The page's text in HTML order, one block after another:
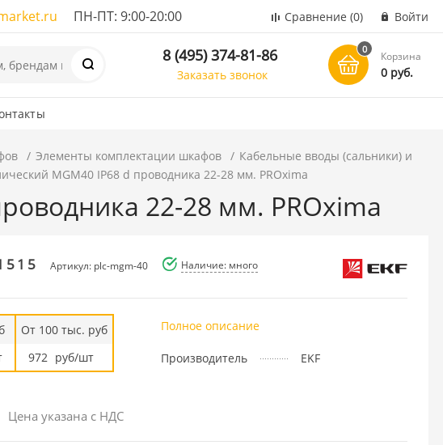
ПН-ПТ: 9:00-20:00 Сравнение (0) Войти
8 (495) 374-81-86
Заказать звонок
0
Корзина
0 руб.
Элементы комплектации шкафов
Кабельные вводы (сальники) и
MGM40 IP68 d проводника 22-28 мм. PROxima
22-28 мм. PROxima
Артикул: plc-mgm-40 Наличие: много
От 100 тыс. руб
972 руб/шт
Цена указана с НДС
Полное описание
Производитель EKF